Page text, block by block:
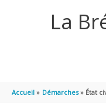
La
Accueil Démarches État